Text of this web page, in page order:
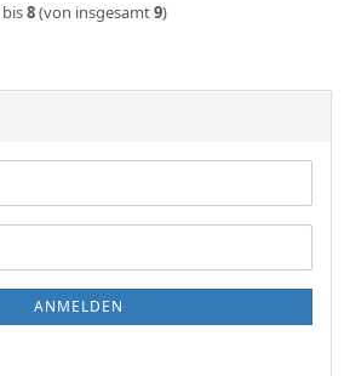
bis8(von insgesamt9)
ANMELDEN